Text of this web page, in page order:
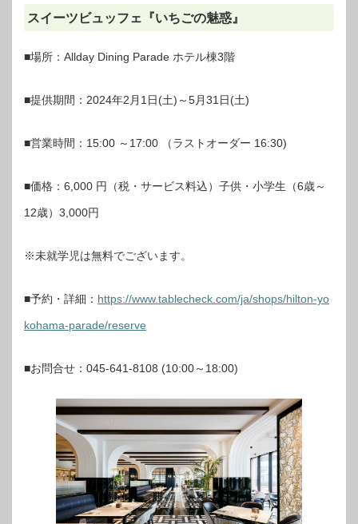
スイーツビュッフェ『いちごの魅惑』
■場所：Allday Dining Parade ホテル棟3階
■提供期間：2024年2月1日(土)～5月31日(土)
■営業時間：15:00 ～17:00 （ラストオーダー 16:30)
■価格：6,000 円（税・サービス料込）子供・小学生（6歳～
12歳）3,000円
※未就学児は無料でございます。
■予約・詳細： https://www.tablecheck.com/ja/shops/hilton-yo
kohama-parade/reserve
■お問合せ：045-641-8108 (10:00～18:00)